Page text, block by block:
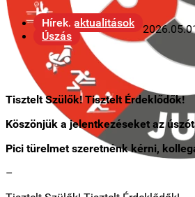
Hírek, aktualitások
Úszás
Tisztelt Szülők! Tisztelt Érdeklődők!
Köszönjük a jelentkezéseket az
Pici türelmet szeretnénk kérni,
–